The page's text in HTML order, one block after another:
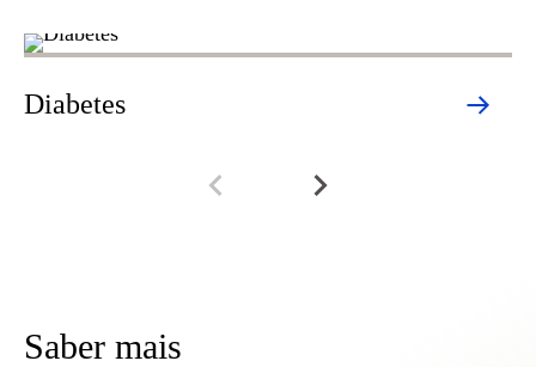
Diabetes
Saber mais